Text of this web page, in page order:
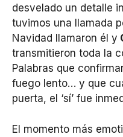
desvelado un detalle
tuvimos una llamada
Navidad llamaron él y
transmitieron toda la
Palabras que
fuego lento… y que
puerta, el ‘sí’ fue
El momento más